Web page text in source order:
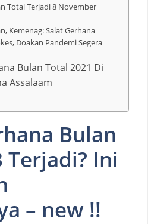
Total Terjadi 8 November
Kemenag: Salat Gerhana
Doakan Pandemi Segera
Bulan Total 2021 Di
Assalaam
Bulan
Terjadi? Ini
– new !!